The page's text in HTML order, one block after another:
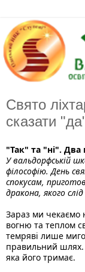
Свято
сказати
"Так" та "ні". Два
У вальдорфській
філософію. День
спокусам,
дракона, якого
Зараз ми чекаємо
вогню та теплом
темряві лише
правильний
яка його тримає.